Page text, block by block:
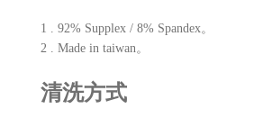
1 . 92% Supplex / 8% Spandex。
2 . Made in taiwan。
清洗方式